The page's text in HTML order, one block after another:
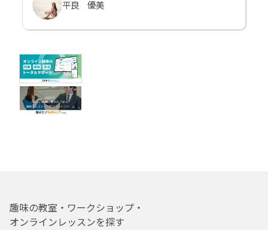
平良 優美
趣味の教室・ワークショップ・
オンラインレッスンを探す